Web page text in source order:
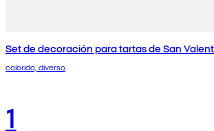
Set de decoración para tartas de San
colorido, diverso
1